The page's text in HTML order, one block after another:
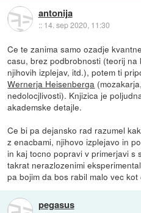
antonija
:: 14. sep 2020, 11:30
Ce te zanima samo ozadje
casu, brez podbrobnosti (teorij
njihovih izplejav, itd.), potem ti
Wernerja Heisenberga
nedolocjlivosti). Knjizica je
akademske detajle.
Ce bi pa dejansko rad razumel
z enacbami, njihovo izplejavo in
in kaj tocno popravi v primerjavi s
takrat nerazlozenimi
pa bojim da bos rabil malo vec kot
pegasus